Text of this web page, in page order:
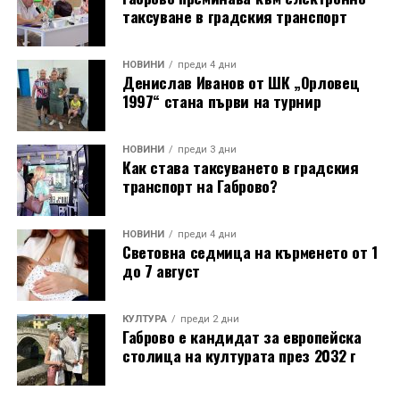
Ковачев, продължава делото на баща си, като се
грижи за техническата поддръжка на механизма и
отстранява евентуални повреди.
Разказаната от Симеонов история разкрива и
любопитен детайл около самото местоположение на
новата кула. Архитект Илия Лефтеров е трябвало да
търси подходящо място за нейното изграждане, тъй
като до средата на 80-те години на нейното
оригинално място вече били построени сградите на
Община Дряново и на полицията.
таксуване в градския транспорт
НОВИНИ преди 4 дни
Денислав Иванов от ШК „Орловец
1997“ стана първи на турнир
НОВИНИ преди 3 дни
Как става таксуването в градския
транспорт на Габрово?
НОВИНИ преди 4 дни
Световна седмица на кърменето от 1
до 7 август
КУЛТУРА преди 2 дни
Габрово е кандидат за европейска
столица на културата през 2032 г